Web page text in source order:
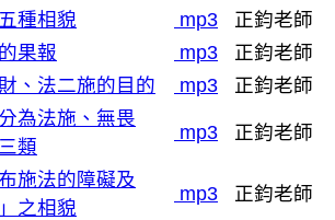
種相貌 mp3
正鈞老師
果報 mp3
正鈞老師
、法二施的目的 mp3 正鈞老師
為法施、無畏
類
mp3 正鈞老師
施法的障礙及
之相貌
mp3 正鈞老師